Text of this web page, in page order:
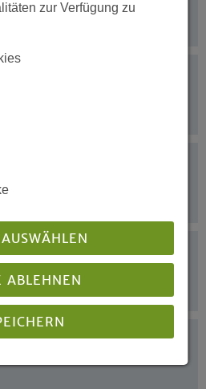
der Verfahren war
Nächstenliebe.
zur Verfügung zu
ABLEHNEN